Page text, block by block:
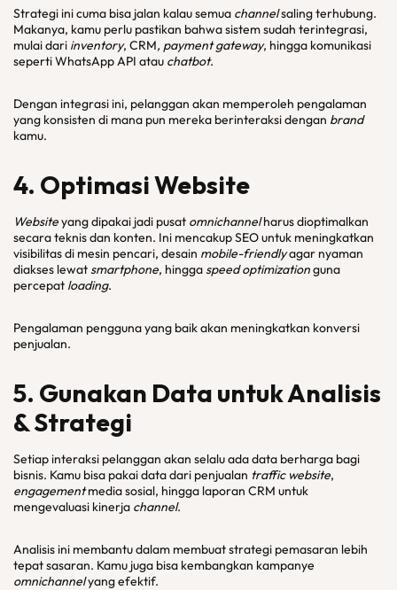
Strategi ini cuma bisa jalan kalau semua channelsaling terhubung.
Makanya, kamu perlu pastikan bahwa sistem sudah terintegrasi,
mulai dari inventory, CRM, payment gateway, hingga komunikasi
seperti WhatsApp API atau chatbot.
Dengan integrasi ini, pelanggan akan memperoleh pengalaman
yang konsisten di mana pun mereka berinteraksi dengan brand
kamu.
4. OptimasiWebsite
Websiteyang dipakai jadi pusat omnichannelharus dioptimalkan
secara teknis dan konten. Ini mencakup SEO untuk meningkatkan
visibilitas di mesin pencari, desain mobile-friendlyagar nyaman
diakses lewat smartphone, hingga speed optimizationguna
percepat loading.
Pengalaman pengguna yang baik akan meningkatkan konversi
penjualan.
5. Gunakan Data untuk Analisis
& Strategi
Setiap interaksi pelanggan akan selalu ada data berharga bagi
bisnis. Kamu bisa pakai data dari penjualan traffic website,
engagementmedia sosial, hingga laporan CRM untuk
mengevaluasi kinerja channel.
Analisis ini membantu dalam membuat strategi pemasaran lebih
tepat sasaran. Kamu juga bisa kembangkan kampanye
omnichannelyang efektif.